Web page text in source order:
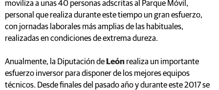
moviliza a unas 40 personas adscritas al Parque Móvil,
personal que realiza durante este tiempo un gran esfuerzo,
con jornadas laborales más amplias de las habituales,
realizadas en condiciones de extrema dureza.
Anualmente, la Diputación de León realiza un importante
esfuerzo inversor para disponer de los mejores equipos
técnicos. Desde finales del pasado año y durante este 2017 se